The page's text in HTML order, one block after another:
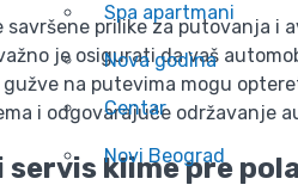
Spa apartmani
Nova godina
Centar
Novi Beograd
savršene prilike za putovanja i
je osigurati da vaš
na putevima mogu
i odgovarajuće održavanje
klime pre